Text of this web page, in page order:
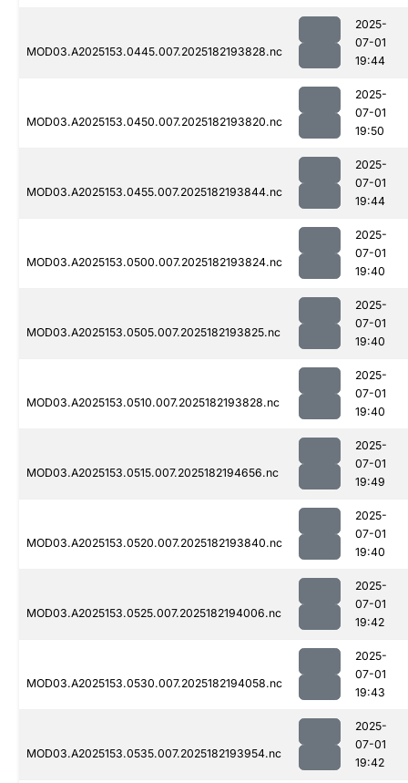
MOD03.A2025153.0445.007.2025182193828.nc
2025-
07-01
19:44
MOD03.A2025153.0450.007.2025182193820.nc
2025-
07-01
19:50
MOD03.A2025153.0455.007.2025182193844.nc
2025-
07-01
19:44
MOD03.A2025153.0500.007.2025182193824.nc
2025-
07-01
19:40
MOD03.A2025153.0505.007.2025182193825.nc
2025-
07-01
19:40
MOD03.A2025153.0510.007.2025182193828.nc
2025-
07-01
19:40
MOD03.A2025153.0515.007.2025182194656.nc
2025-
07-01
19:49
MOD03.A2025153.0520.007.2025182193840.nc
2025-
07-01
19:40
MOD03.A2025153.0525.007.2025182194006.nc
2025-
07-01
19:42
MOD03.A2025153.0530.007.2025182194058.nc
2025-
07-01
19:43
MOD03.A2025153.0535.007.2025182193954.nc
2025-
07-01
19:42